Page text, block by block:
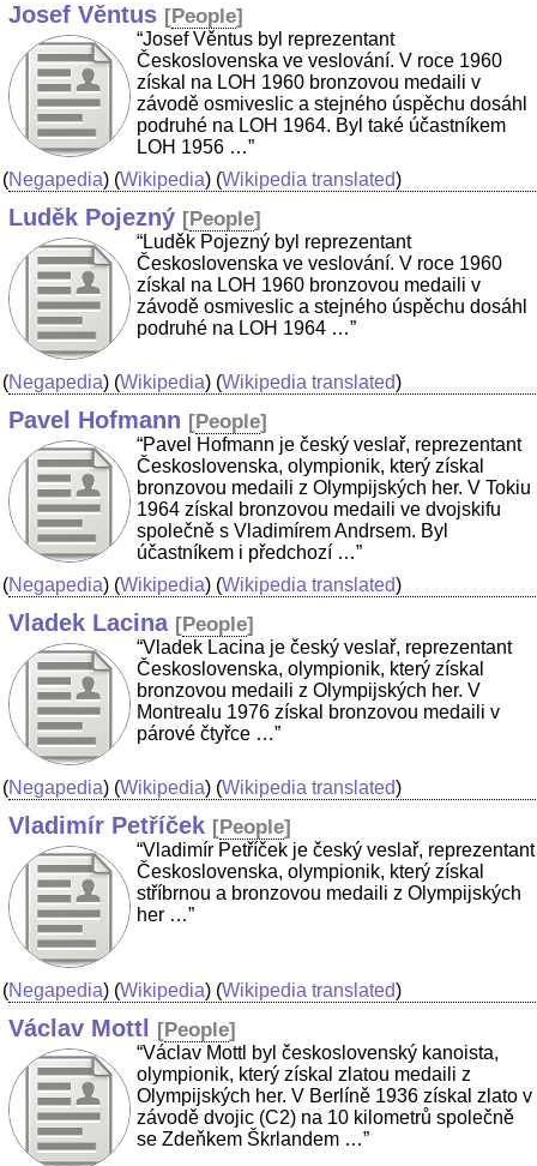
Josef Věntus [People]
“Josef Věntus byl reprezentant
Československa ve veslování. V roce 1960
získal na LOH 1960 bronzovou medaili v
závodě osmiveslic a stejného úspěchu dosáhl
podruhé na LOH 1964. Byl také účastníkem
LOH 1956 …”
(Negapedia) (Wikipedia) (Wikipedia translated)
Luděk Pojezný [People]
“Luděk Pojezný byl reprezentant
Československa ve veslování. V roce 1960
získal na LOH 1960 bronzovou medaili v
závodě osmiveslic a stejného úspěchu dosáhl
podruhé na LOH 1964 …”
(Negapedia) (Wikipedia) (Wikipedia translated)
Pavel Hofmann [People]
“Pavel Hofmann je český veslař, reprezentant
Československa, olympionik, který získal
bronzovou medaili z Olympijských her. V Tokiu
1964 získal bronzovou medaili ve dvojskifu
společně s Vladimírem Andrsem. Byl
účastníkem i předchozí …”
(Negapedia) (Wikipedia) (Wikipedia translated)
Vladek Lacina [People]
“Vladek Lacina je český veslař, reprezentant
Československa, olympionik, který získal
bronzovou medaili z Olympijských her. V
Montrealu 1976 získal bronzovou medaili v
párové čtyřce …”
(Negapedia) (Wikipedia) (Wikipedia translated)
Vladimír Petříček [People]
“Vladimír Petříček je český veslař, reprezentant
Československa, olympionik, který získal
stříbrnou a bronzovou medaili z Olympijských
her …”
(Negapedia) (Wikipedia) (Wikipedia translated)
Václav Mottl [People]
“Václav Mottl byl československý kanoista,
olympionik, který získal zlatou medaili z
Olympijských her. V Berlíně 1936 získal zlato v
závodě dvojic (C2) na 10 kilometrů společně
se Zdeňkem Škrlandem …”